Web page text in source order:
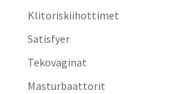
Klitoriskiihottimet
Satisfyer
Tekovaginat
Masturbaattorit